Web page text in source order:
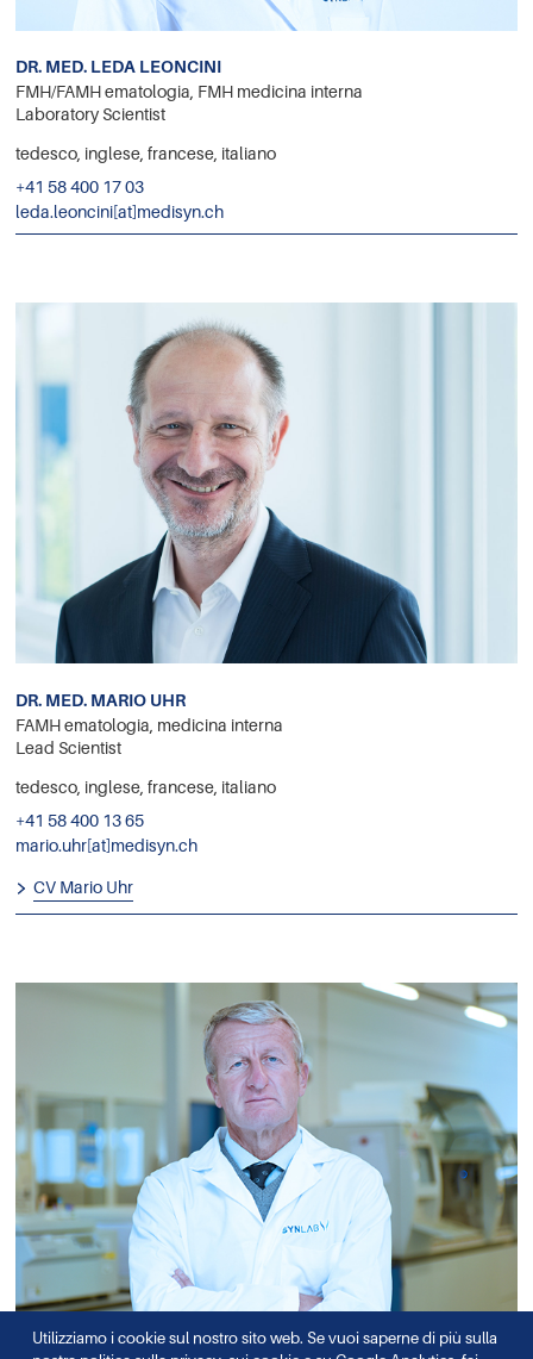
DR. MED. LEDA LEONCINI
FMH/FAMH ematologia, FMH medicina interna
Laboratory Scientist
tedesco, inglese, francese, italiano
+41 58 400 17 03
leda.leoncini[at]medisyn.ch
DR. MED. MARIO UHR
FAMH ematologia, medicina interna
Lead Scientist
tedesco, inglese, francese, italiano
+41 58 400 13 65
mario.uhr[at]medisyn.ch
CV Mario Uhr
Utilizziamo i cookie sul nostro sito web. Se vuoi saperne di più sulla